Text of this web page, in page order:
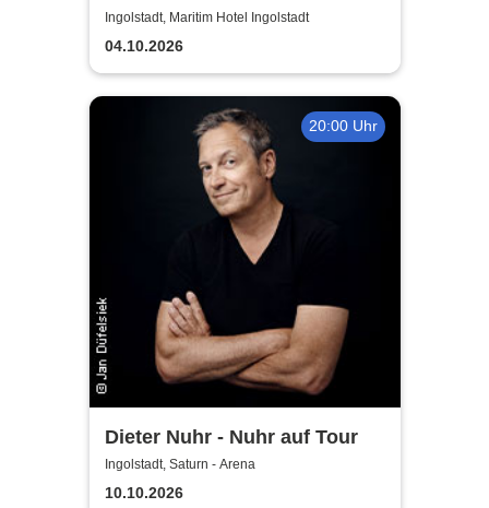
Berthold Schick und seine
Allgäu 6
Ingolstadt, Maritim Hotel Ingolstadt
04.10.2026
20:00 Uhr
Dieter Nuhr - Nuhr auf Tour
Ingolstadt, Saturn - Arena
10.10.2026